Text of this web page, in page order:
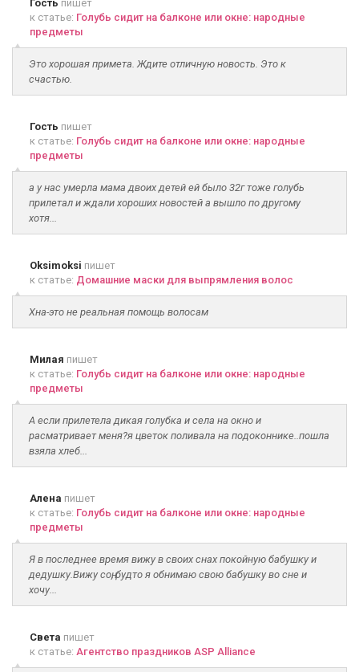
Гость пишет
к статье: Голубь сидит на балконе или окне: народные
предметы
Это хорошая примета. Ждите отличную новость. Это к
счастью.
Гость пишет
к статье: Голубь сидит на балконе или окне: народные
предметы
а у нас умерла мама двоих детей ей было 32г тоже голубь
прилетал и ждали хороших новостей а вышло по другому
хотя...
Oksimoksi пишет
к статье: Домашние маски для выпрямления волос
Хна-это не реальная помощь волосам
Милая пишет
к статье: Голубь сидит на балконе или окне: народные
предметы
А если прилетела дикая голубка и села на окно и
расматривает меня?я цветок поливала на подоконнике..пошла
взяла хлеб...
Алена пишет
к статье: Голубь сидит на балконе или окне: народные
предметы
Я в последнее время вижу в своих снах покойную бабушку и
дедушку.Вижу соң, будто я обнимаю свою бабушку во сне и
хочу...
Света пишет
к статье: Агентство праздников ASP Alliance